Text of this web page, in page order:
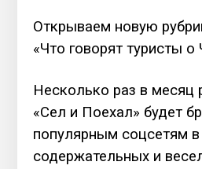
Открываем новую
«Что говорят туристы о
Несколько раз в месяц
«Сел и Поехал» будет
популярным соцсетям в
содержательных и